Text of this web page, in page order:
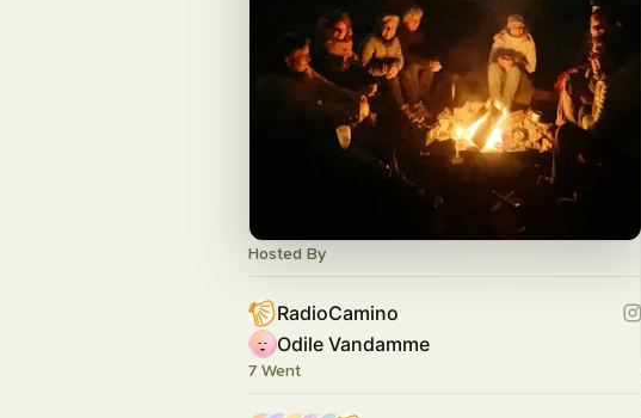
Hosted By
RadioCamino
Odile Vandamme
7 Went